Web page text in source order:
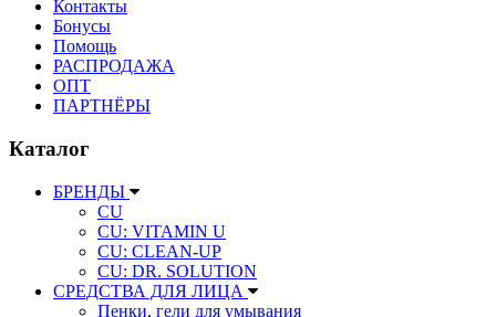
Контакты
Бонусы
Помощь
РАСПРОДАЖА
ОПТ
ПАРТНЁРЫ
Каталог
БРЕНДЫ
CU
CU: VITAMIN U
CU: СLEAN-UP
CU: DR. SOLUTION
СРЕДСТВА ДЛЯ ЛИЦА
Пенки, гели для умывания